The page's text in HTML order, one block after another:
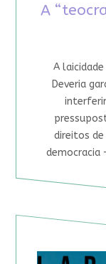
A
A
Deveria
direitos
democracia